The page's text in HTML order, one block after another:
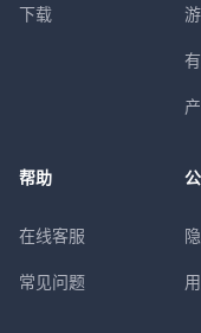
下载
帮助
在线客服
常见问题